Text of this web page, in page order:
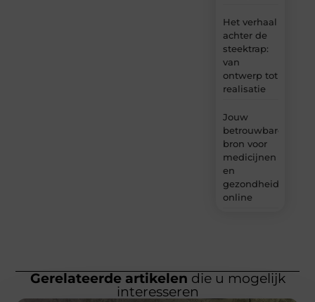
Het verhaal
achter de
steektrap:
van
ontwerp tot
realisatie
Jouw
betrouwbare
bron voor
medicijnen
en
online
Gerelateerde artikelen die u mogelijk
interesseren